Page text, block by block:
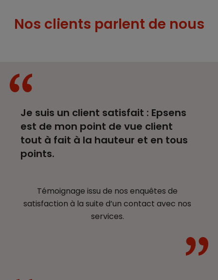
Nos clients parlent de nous
Je suis un client satisfait : Epsens
est de mon point de vue client
tout à fait à la hauteur et en tous
points.
Témoignage issu de nos enquêtes de
satisfaction à la suite d’un contact avec nos
services.